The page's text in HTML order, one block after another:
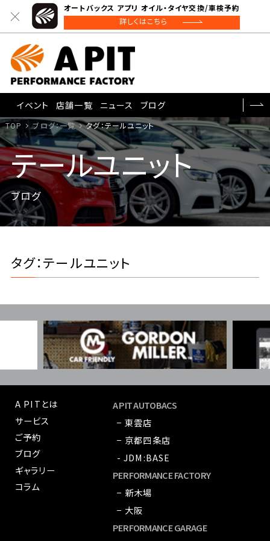
オートバックス アプリ オイル・タイヤ交換/車検予約
詳しくはこちら
イベント 店舗一覧 ニュース ブログ
TOP ブログ：一覧 タグ：テールユニット
テールユニット
ブログ
タグ：テールユニット
A PITとは
サービス
ご予約
ブログ
ギャラリー
コラム
A PIT AUTOBACS
− 東雲店
− 京都四条店
- JDM:BASE
PERFORMANCE FACTORY
− 新木場
− 大阪
PERFORMANCE GARAGE